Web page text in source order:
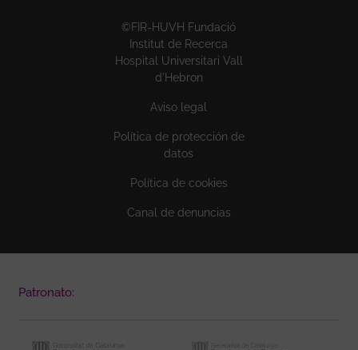
©FIR-HUVH Fundació
Institut de Recerca
Hospital Universitari Vall
d'Hebron
Aviso legal
Política de protección de
datos
Política de cookies
Canal de denuncias
Patronato: